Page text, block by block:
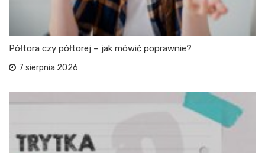
Półtora czy półtorej – jak mówić poprawnie?
7 sierpnia 2026